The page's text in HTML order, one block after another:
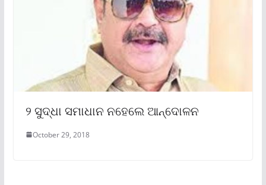
୨ ସୁଦ୍ଧା ସମାଧାନ ନହେଲେ ଆନ୍ଦୋଳନ
October 29, 2018